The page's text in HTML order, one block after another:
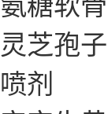
灵芝孢
喷剂